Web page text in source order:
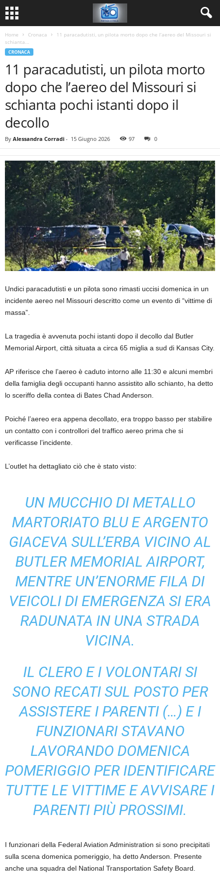
Home Cronaca
11 paracadutisti, un pilota morto dopo che l’aereo del Missouri si
schianta...
CRONACA
11 paracadutisti, un pilota morto
dopo che l’aereo del Missouri si
schianta pochi istanti dopo il
decollo
By Alessandra Corradi - 15 Giugno 2026 97 0
Undici paracadutisti e un pilota sono rimasti uccisi domenica in un
incidente aereo nel Missouri descritto come un evento di “vittime di
massa”.
La tragedia è avvenuta pochi istanti dopo il decollo dal Butler
Memorial Airport, città situata a circa 65 miglia a sud di Kansas City.
AP riferisce che l’aereo è caduto intorno alle 11:30 e alcuni membri
della famiglia degli occupanti hanno assistito allo schianto, ha detto
lo sceriffo della contea di Bates Chad Anderson.
Poiché l’aereo era appena decollato, era troppo basso per stabilire
un contatto con i controllori del traffico aereo prima che si
verificasse l’incidente.
L’outlet ha dettagliato ciò che è stato visto:
UN MUCCHIO DI METALLO
MARTORIATO BLU E ARGENTO
GIACEVA SULL’ERBA VICINO AL
BUTLER MEMORIAL AIRPORT,
MENTRE UN’ENORME FILA DI
VEICOLI DI EMERGENZA SI ERA
RADUNATA IN UNA STRADA
VICINA.
IL CLERO E I VOLONTARI SI
SONO RECATI SUL POSTO PER
ASSISTERE I PARENTI (…) E I
FUNZIONARI STAVANO
LAVORANDO DOMENICA
POMERIGGIO PER IDENTIFICARE
TUTTE LE VITTIME E AVVISARE I
PARENTI PIÙ PROSSIMI.
I funzionari della Federal Aviation Administration si sono precipitati
sulla scena domenica pomeriggio, ha detto Anderson. Presente
anche una squadra del National Transportation Safety Board.